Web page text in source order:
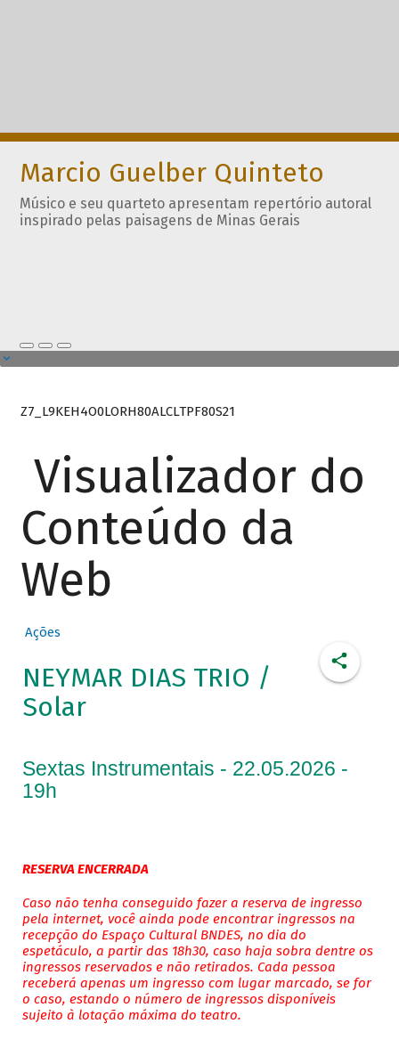
Marcio Guelber Quinteto
Músico e seu quarteto apresentam repertório autoral
inspirado pelas paisagens de Minas Gerais
Z7_L9KEH4O0LORH80ALCLTPF80S21
Visualizador do
Conteúdo da
Web
Ações
NEYMAR DIAS TRIO /
Solar
Sextas Instrumentais - 22.05.2026 -
19h
RESERVA ENCERRADA
Caso não tenha conseguido fazer a reserva de ingresso
pela internet, você ainda pode encontrar ingressos na
recepção do Espaço Cultural BNDES, no dia do
espetáculo, a partir das 18h30, caso haja sobra dentre os
ingressos reservados e não retirados. Cada pessoa
receberá apenas um ingresso com lugar marcado, se for
o caso, estando o número de ingressos disponíveis
sujeito à lotação máxima do teatro.